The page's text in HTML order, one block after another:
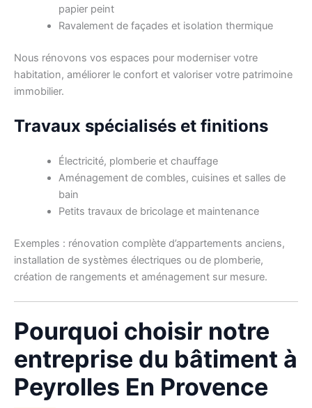
papier peint
Ravalement de façades et isolation thermique
Nous rénovons vos espaces pour moderniser votre
habitation, améliorer le confort et valoriser votre patrimoine
immobilier.
Travaux spécialisés et finitions
Électricité, plomberie et chauffage
Aménagement de combles, cuisines et salles de
bain
Petits travaux de bricolage et maintenance
Exemples : rénovation complète d’appartements anciens,
installation de systèmes électriques ou de plomberie,
création de rangements et aménagement sur mesure.
Pourquoi choisir notre
entreprise du bâtiment à
Peyrolles En Provence